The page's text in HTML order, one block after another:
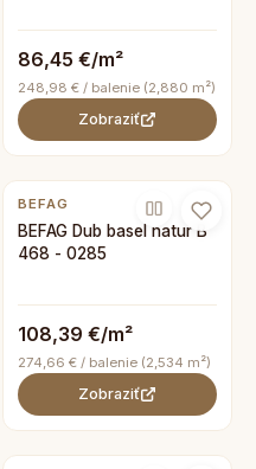
86,45 €/m²
248,98 € / balenie (2,880 m²)
Zobraziť
BEFAG
BEFAG Dub basel natur B
468 - 0285
108,39 €/m²
274,66 € / balenie (2,534 m²)
Zobraziť